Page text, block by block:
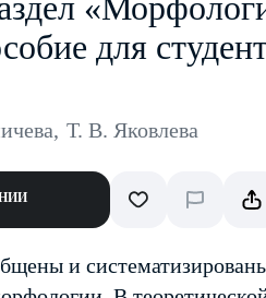
для
, Т. В. Яковлева
и